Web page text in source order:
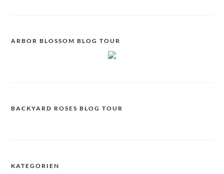
ARBOR BLOSSOM BLOG TOUR
BACKYARD ROSES BLOG TOUR
KATEGORIEN